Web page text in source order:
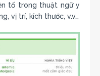
tố trong thuật ngữ y
vị trí, kích thước, v.v…